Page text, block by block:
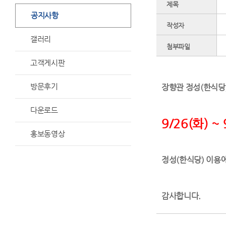
공지사항
갤러리
고객게시판
방문후기
다운로드
홍보동영상
제목
작성자
첨부파일
장향관 정성(한식
9/26(화) ~
정성(한식당) 이용
감사합니다.